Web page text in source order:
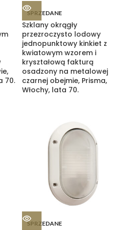
70.
SPRZEDANE
Szklany okrągły
przezroczysto lodowy
jednopunktowy kinkiet z
kwiatowym wzorem i
kryształową fakturą
osadzony na metalowej
czarnej obejmie, Prisma,
Włochy, lata 70.
SPRZEDANE